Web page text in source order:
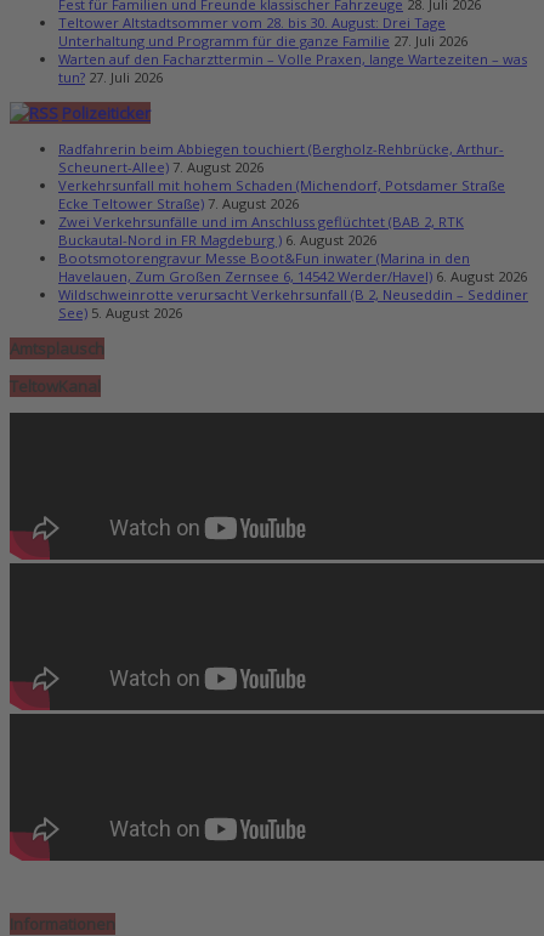
Fest für Familien und Freunde klassischer Fahrzeuge 28. Juli 2026
Teltower Altstadtsommer vom 28. bis 30. August: Drei Tage
Unterhaltung und Programm für die ganze Familie 27. Juli 2026
Warten auf den Facharzttermin – Volle Praxen, lange Wartezeiten – was
tun? 27. Juli 2026
Polizeiticker
Radfahrerin beim Abbiegen touchiert (Bergholz-Rehbrücke, Arthur-
Scheunert-Allee) 7. August 2026
Verkehrsunfall mit hohem Schaden (Michendorf, Potsdamer Straße
Ecke Teltower Straße) 7. August 2026
Zwei Verkehrsunfälle und im Anschluss geflüchtet (BAB 2, RTK
Buckautal-Nord in FR Magdeburg ) 6. August 2026
Bootsmotorengravur Messe Boot&Fun inwater (Marina in den
Havelauen, Zum Großen Zernsee 6, 14542 Werder/Havel) 6. August 2026
Wildschweinrotte verursacht Verkehrsunfall (B 2, Neuseddin – Seddiner
See) 5. August 2026
Amtsplausch
TeltowKanal
Informationen